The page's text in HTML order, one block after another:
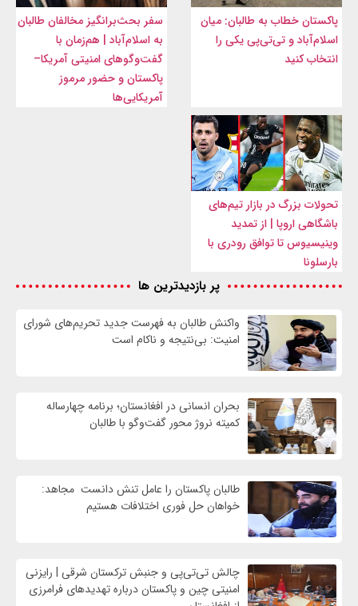
پاکستان خطاب به طالبان: میان
اسلام‌آباد و تی‌تی‌پی یکی را
انتخاب کنید
سفر بحث‌برانگیز مخالفان طالبان
به اسلام‌آباد | هم‌زمان با
گفت‌وگوهای امنیتی آمریکا–
پاکستان و حضور مرموز
آمریکایی‌ها
تحولات بزرگ در بازار تیم‌های
باشگاهی اروپا | از تمدید
وینیسیوس تا توافق رودری با
بارسلونا
پر بازدیدترین ها
واكنش طالبان به فهرست جدید تحریم‌های شورای
امنیت: بی‌نتیجه و ناکام است
بحران انسانی در افغانستان؛ برنامه چهار‌ساله
کمیته نروژ محور گفت‌وگو با طالبان
طالبان پاکستان را عامل تنش دانست مجاهد:
خواهان حل فوری اختلافات هستیم
چالش تی‌تی‌پی و جنبش ترکستان شرقی | رایزنی
امنیتی چین و پاکستان درباره تهدیدهای فرامرزی